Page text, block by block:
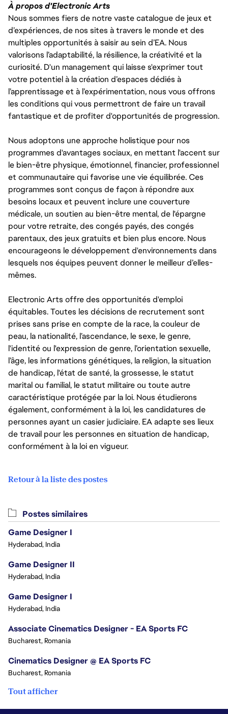
À propos d'Electronic Arts
Nous sommes fiers de notre vaste catalogue de jeux et
d’expériences, de nos sites à travers le monde et des
multiples opportunités à saisir au sein d’EA. Nous
valorisons l’adaptabilité, la résilience, la créativité et la
curiosité. D'un management qui laisse s'exprimer tout
votre potentiel à la création d’espaces dédiés à
l’apprentissage et à l’expérimentation, nous vous offrons
les conditions qui vous permettront de faire un travail
fantastique et de profiter d'opportunités de progression.
Nous adoptons une approche holistique pour nos
programmes d'avantages sociaux, en mettant l'accent sur
le bien-être physique, émotionnel, financier, professionnel
et communautaire qui favorise une vie équilibrée. Ces
programmes sont conçus de façon à répondre aux
besoins locaux et peuvent inclure une couverture
médicale, un soutien au bien-être mental, de l'épargne
pour votre retraite, des congés payés, des congés
parentaux, des jeux gratuits et bien plus encore. Nous
encourageons le développement d'environnements dans
lesquels nos équipes peuvent donner le meilleur d’elles-
mêmes.
Electronic Arts offre des opportunités d'emploi
équitables. Toutes les décisions de recrutement sont
prises sans prise en compte de la race, la couleur de
peau, la nationalité, l’ascendance, le sexe, le genre,
l'identité ou l'expression de genre, l’orientation sexuelle,
l’âge, les informations génétiques, la religion, la situation
de handicap, l'état de santé, la grossesse, le statut
marital ou familial, le statut militaire ou toute autre
caractéristique protégée par la loi. Nous étudierons
également, conformément à la loi, les candidatures de
personnes ayant un casier judiciaire. EA adapte ses lieux
de travail pour les personnes en situation de handicap,
conformément à la loi en vigueur.
Retour à la liste des postes
Postes similaires
Game Designer I
Hyderabad, India
Game Designer II
Hyderabad, India
Game Designer I
Hyderabad, India
Associate Cinematics Designer - EA Sports FC
Bucharest, Romania
Cinematics Designer @ EA Sports FC
Bucharest, Romania
Tout afficher